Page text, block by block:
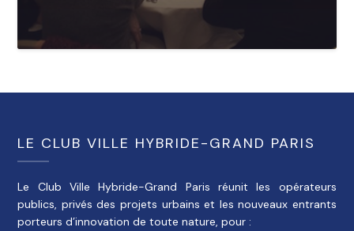
LE CLUB VILLE HYBRIDE-GRAND PARIS
Le Club Ville Hybride-Grand Paris réunit les opérateurs
publics, privés des projets urbains et les nouveaux entrants
porteurs d’innovation de toute nature, pour :